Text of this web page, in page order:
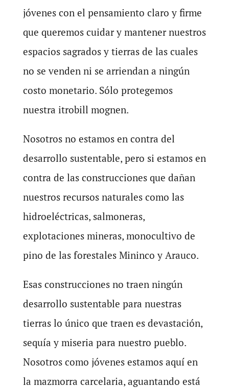
jóvenes con el pensamiento claro y firme
que queremos cuidar y mantener nuestros
espacios sagrados y tierras de las cuales
no se venden ni se arriendan a ningún
costo monetario. Sólo protegemos
nuestra itrobill mognen.
Nosotros no estamos en contra del
desarrollo sustentable, pero si estamos en
contra de las construcciones que dañan
nuestros recursos naturales como las
hidroeléctricas, salmoneras,
explotaciones mineras, monocultivo de
pino de las forestales Mininco y Arauco.
Esas construcciones no traen ningún
desarrollo sustentable para nuestras
tierras lo único que traen es devastación,
sequía y miseria para nuestro pueblo.
Nosotros como jóvenes estamos aquí en
la mazmorra carcelaria, aguantando está